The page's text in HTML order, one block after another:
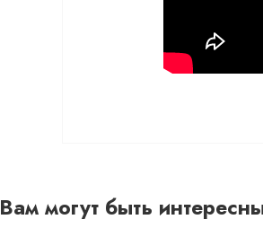
Вам могут быть